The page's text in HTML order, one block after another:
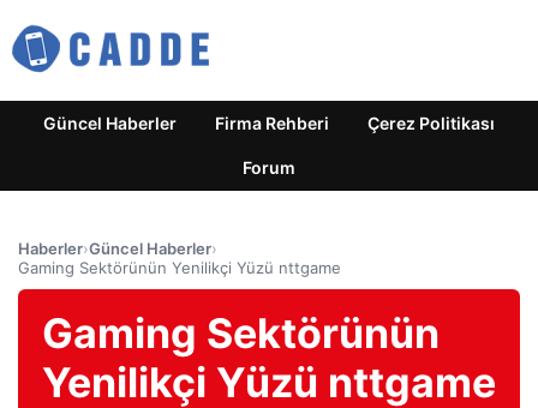
Güncel Haberler Firma Rehberi Çerez Politikası
Forum
Haberler›Güncel Haberler›
Gaming Sektörünün Yenilikçi Yüzü nttgame
Gaming Sektörünün
Yenilikçi Yüzü nttgame